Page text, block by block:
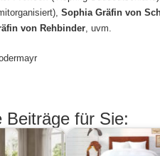
Sophia Gräfin von
von Rehbinder, uvm.
Beiträge für Sie: